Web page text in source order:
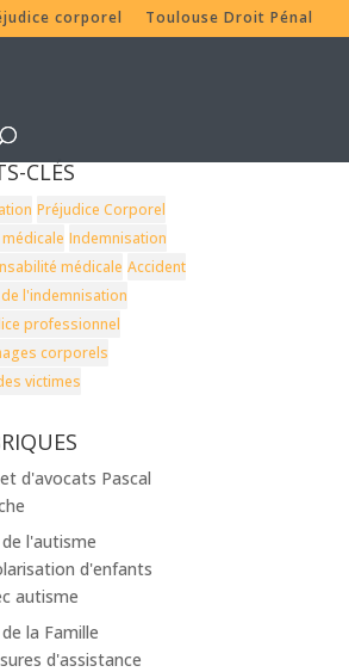
corporel Toulouse Droit Pénal
CLÉS
Préjudice Corporel
Indemnisation
médicale Accident
de l'indemnisation
professionnel
corporels
victimes
d'avocats Pascal
l'autisme
d'enfants
autisme
la Famille
d'assistance